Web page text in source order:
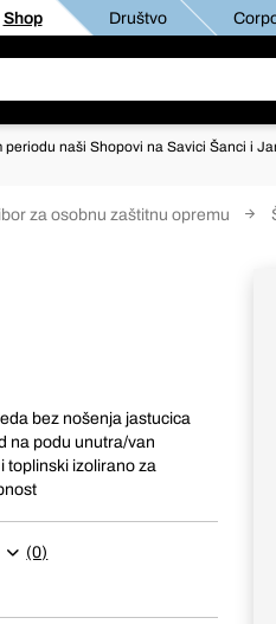
Shop Društvo
periodu naši Shopovi na Savici Šanci i
za osobnu zaštitnu opremu
bez nošenja jastucica
na podu unutra/van
toplinski izolirano za
(0)